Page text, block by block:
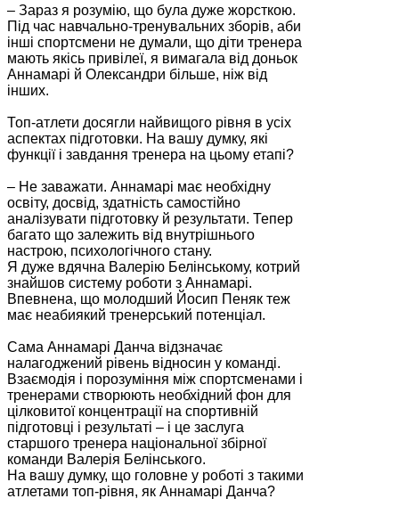
– Зараз я розумію, що була дуже жорсткою.
Під час навчально-тренувальних зборів, аби
інші спортсмени не думали, що діти тренера
мають якісь привілеї, я вимагала від доньок
Аннамарі й Олександри більше, ніж від
інших.
Топ-атлети досягли найвищого рівня в усіх
аспектах підготовки. На вашу думку, які
функції і завдання тренера на цьому етапі?
– Не заважати. Аннамарі має необхідну
освіту, досвід, здатність самостійно
аналізувати підготовку й результати. Тепер
багато що залежить від внутрішнього
настрою, психологічного стану.
Я дуже вдячна Валерію Белінському, котрий
знайшов систему роботи з Аннамарі.
Впевнена, що молодший Йосип Пеняк теж
має неабиякий тренерський потенціал.
Сама Аннамарі Данча відзначає
налагоджений рівень відносин у команді.
Взаємодія і порозуміння між спортсменами і
тренерами створюють необхідний фон для
цілковитої концентрації на спортивній
підготовці і результаті – і це заслуга
старшого тренера національної збірної
команди Валерія Белінського.
На вашу думку, що головне у роботі з такими
атлетами топ-рівня, як Аннамарі Данча?